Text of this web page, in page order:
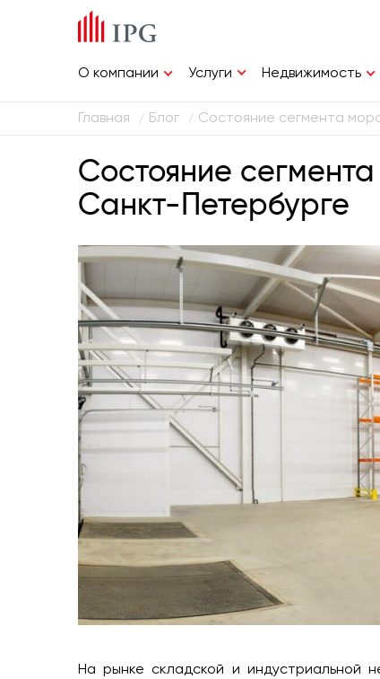
О компании Услуги Недвижимость
Главная / Блог / Состояние сегмента
Состояние
Санкт-Петербурге
На рынке складской и индустриальной